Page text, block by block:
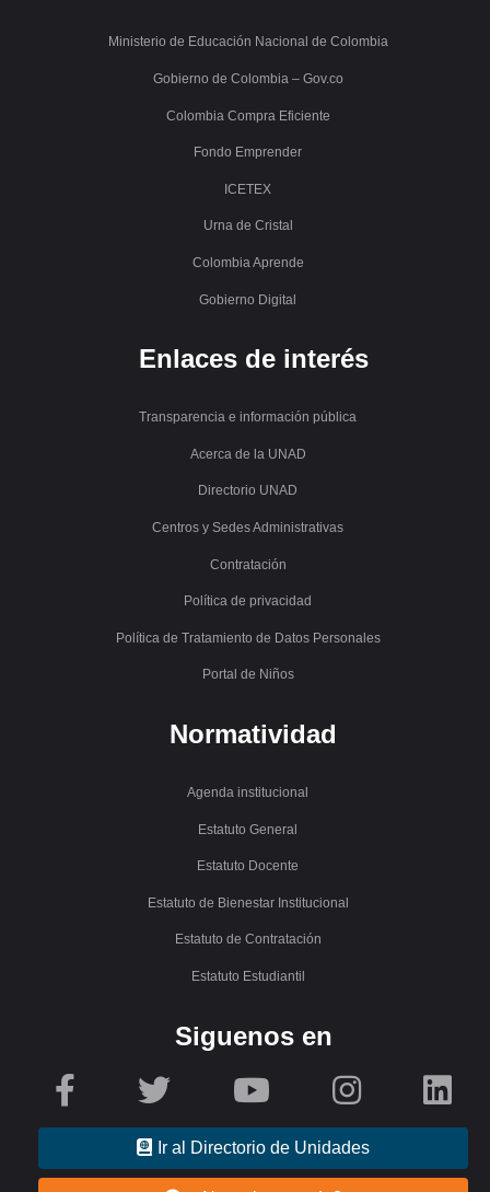
Ministerio de Educación Nacional de Colombia
Gobierno de Colombia – Gov.co
Colombia Compra Eficiente
Fondo Emprender
ICETEX
Urna de Cristal
Colombia Aprende
Gobierno Digital
Enlaces de interés
Transparencia e información pública
Acerca de la UNAD
Directorio UNAD
Centros y Sedes Administrativas
Contratación
Política de privacidad
Política de Tratamiento de Datos Personales
Portal de Niños
Normatividad
Agenda institucional
Estatuto General
Estatuto Docente
Estatuto de Bienestar Institucional
Estatuto de Contratación
Estatuto Estudiantil
Siguenos en
Ir al Directorio de Unidades